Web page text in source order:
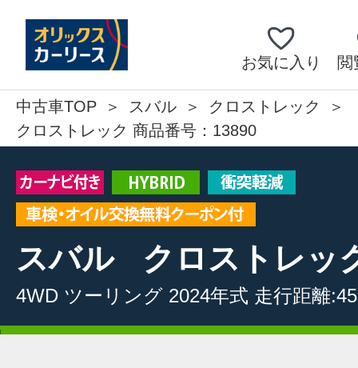
お気に入り 閲
中古車TOP スバル
クロストレック
クロストレック 商品番号：13890
スバル クロストレッ
4WD ツーリング 2024年式 走行距離